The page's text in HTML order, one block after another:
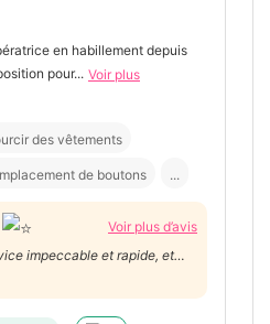
en habillement depuis
pour... Voir plus
des vêtements
de boutons ...
Voir plus d’avis
impeccable et rapide, et